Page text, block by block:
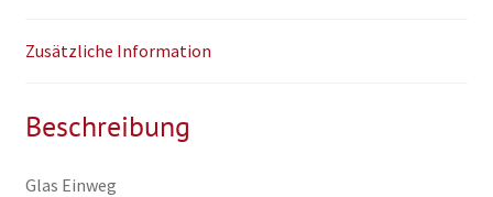
Zusätzliche Information
Beschreibung
Glas Einweg